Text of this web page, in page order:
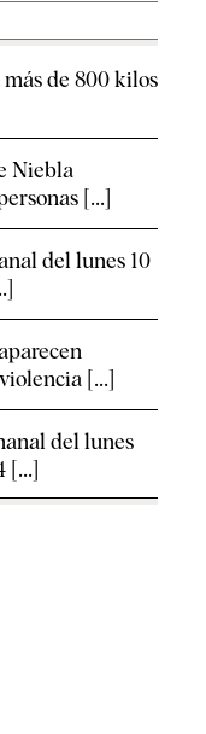
de 800 kilos
Niebla
[...]
del lunes 10
[...]
del lunes
[...]